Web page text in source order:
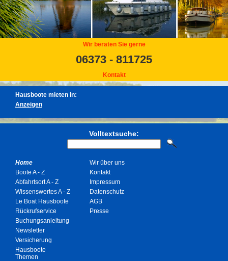
Wir beraten Sie gerne
06373 - 811725
Kontakt
Hausboote mieten in:
Volltextsuche:
Home
Boote A - Z
Abfahrtsort A - Z
Wissenswertes A - Z
Le Boat Hausboote
Rückrufservice
Buchungsanleitung
Newsletter
Versicherung
Hausboote
Themen
Wir über uns
Kontakt
Impressum
Datenschutz
AGB
Presse